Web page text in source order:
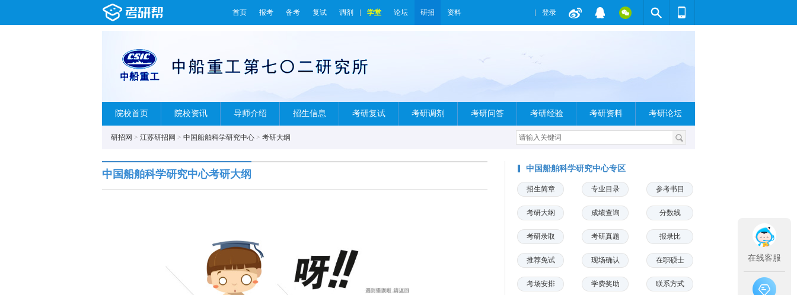
首页 报考 备考 复试 调剂 学堂 论坛 研招 资料 登录
院校首页 院校资讯 导师介绍 招生信息 考研复试 考研调剂 考研问答 考研经验 考研资料 考研论坛
研招网 > 江苏研招网 > 中国船舶科学研究中心 > 考研大纲
中国船舶科学研究中心考研大纲 中国船舶科学研究中心专区
招生简章 专业目录 参考书目
考研大纲 成绩查询 分数线
考研录取 考研真题 报录比
推荐免试 现场确认 在职硕士
考场安排 学费奖助 联系方式
在线客服